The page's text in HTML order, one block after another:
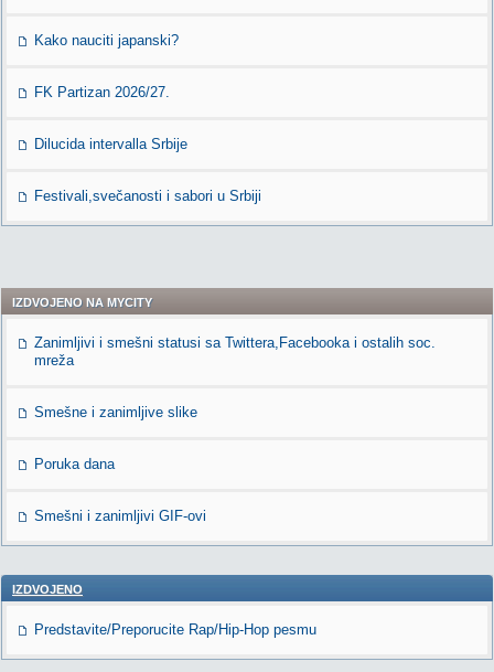
Kako nauciti japanski?
FK Partizan 2026/27.
Dilucida intervalla Srbije
Festivali,svečanosti i sabori u Srbiji
IZDVOJENO NA MYCITY
Zanimljivi i smešni statusi sa Twittera,Facebooka i ostalih soc.
mreža
Smešne i zanimljive slike
Poruka dana
Smešni i zanimljivi GIF-ovi
IZDVOJENO
Predstavite/Preporucite Rap/Hip-Hop pesmu